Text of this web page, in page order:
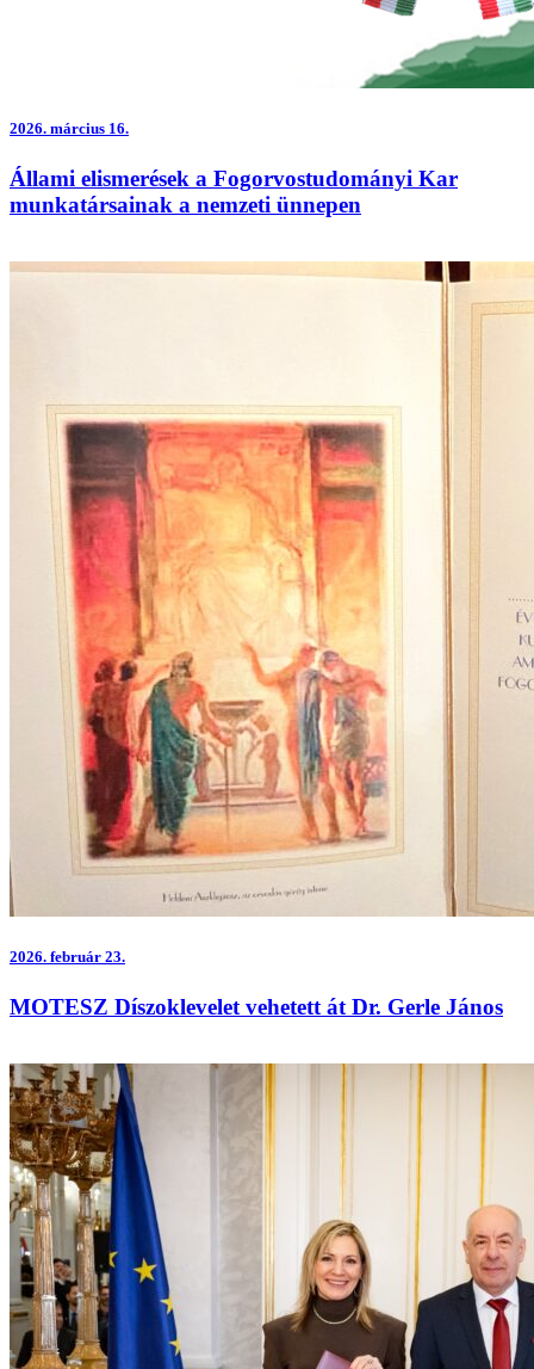
2026. március 16.
Állami elismerések a Fogorvostudományi Kar
munkatársainak a nemzeti ünnepen
2026. február 23.
MOTESZ Díszoklevelet vehetett át Dr. Gerle János